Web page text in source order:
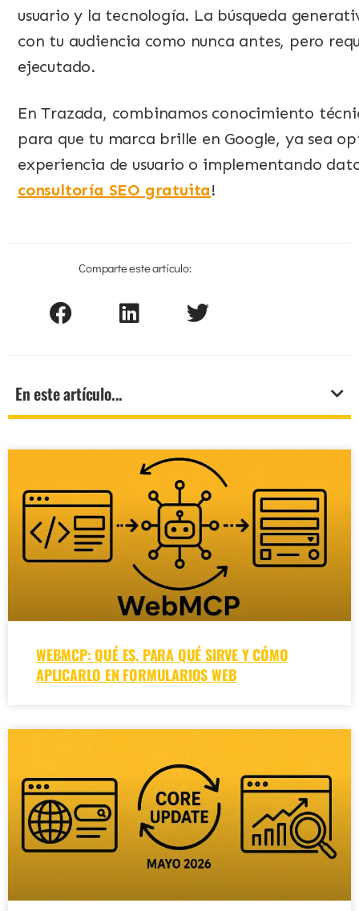
usuario y la tecnología. La búsqueda
con tu audiencia como nunca antes, pero
ejecutado.
En Trazada, combinamos conocimiento
para que tu marca brille en Google, ya sea
experiencia de usuario o implementando
consultoría SEO gratuita!
Comparte este artículo:
En este artículo...
WEBMCP: QUÉ ES, PARA QUÉ SIRVE Y CÓMO
APLICARLO EN FORMULARIOS WEB